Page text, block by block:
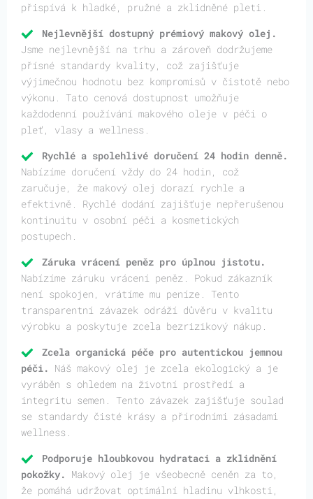
přispívá k hladké, pružné a zklidněné pleti.
Nejlevnější dostupný prémiový makový olej.
Jsme nejlevnější na trhu a zároveň dodržujeme
přísné standardy kvality, což zajišťuje
výjimečnou hodnotu bez kompromisů v čistotě nebo
výkonu. Tato cenová dostupnost umožňuje
každodenní používání makového oleje v péči o
pleť, vlasy a wellness.
Rychlé a spolehlivé doručení 24 hodin denně.
Nabízíme doručení vždy do 24 hodin, což
zaručuje, že makový olej dorazí rychle a
efektivně. Rychlé dodání zajišťuje nepřerušenou
kontinuitu v osobní péči a kosmetických
postupech.
Záruka vrácení peněz pro úplnou jistotu.
Nabízíme záruku vrácení peněz. Pokud zákazník
není spokojen, vrátíme mu peníze. Tento
transparentní závazek odráží důvěru v kvalitu
výrobku a poskytuje zcela bezrizikový nákup.
Zcela organická péče pro autentickou jemnou
péči. Náš makový olej je zcela ekologický a je
vyráběn s ohledem na životní prostředí a
integritu semen. Tento závazek zajišťuje soulad
se standardy čisté krásy a přírodními zásadami
wellness.
Podporuje hloubkovou hydrataci a zklidnění
pokožky. Makový olej je všeobecně ceněn za to,
že pomáhá udržovat optimální hladinu vlhkosti,